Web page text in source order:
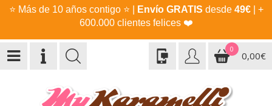
⭐ Más de 10 años contigo ⭐ Envío GRATIS desde 49€| +
600.000 clientes felices ❤️
0
0,00€